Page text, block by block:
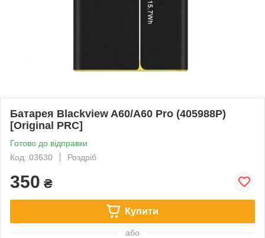
Батарея Blackview A60/A60 Pro (405988P)
[Original PRC]
Готово до відправки
Код: 03630
Роздріб
350 ₴
Купити
або